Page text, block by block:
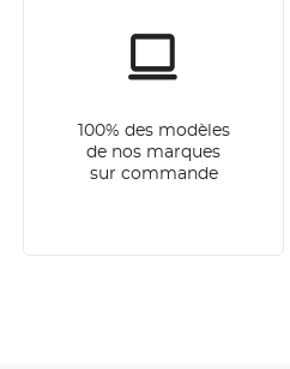
100% des modèles
de nos marques
sur commande